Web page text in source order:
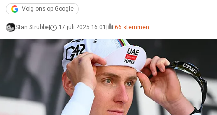
Volg ons op Google
Stan Strubbe 17 juli 2025 16:01 66 stemmen